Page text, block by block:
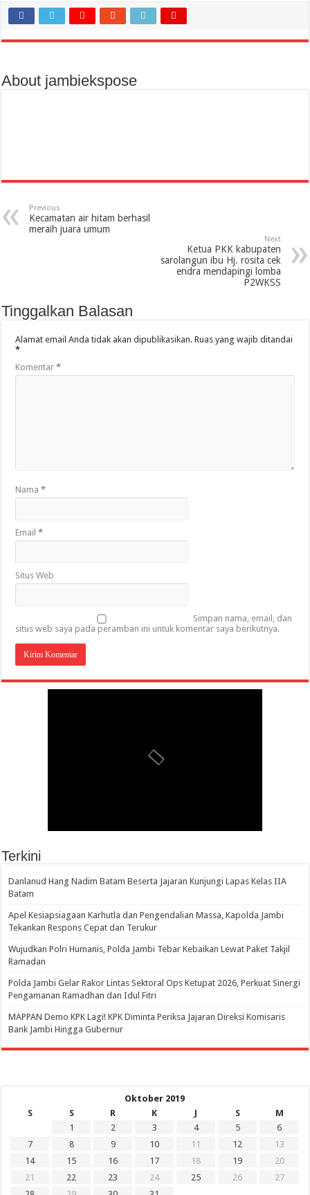
About jambiekspose
Previous
Kecamatan air hitam berhasil
meraih juara umum
Next
Ketua PKK kabupaten
sarolangun ibu Hj. rosita cek
endra mendapingi lomba
P2WKSS
Tinggalkan Balasan
Alamat email Anda tidak akan dipublikasikan. Ruas yang wajib ditandai
*
Komentar*
Nama*
Email*
Situs Web
Simpan nama, email, dan
situs web saya pada peramban ini untuk komentar saya berikutnya.
Terkini
Danlanud Hang Nadim Batam Beserta Jajaran Kunjungi Lapas Kelas IIA
Batam
Apel Kesiapsiagaan Karhutla dan Pengendalian Massa, Kapolda Jambi
Tekankan Respons Cepat dan Terukur
Wujudkan Polri Humanis, Polda Jambi Tebar Kebaikan Lewat Paket Takjil
Ramadan
Polda Jambi Gelar Rakor Lintas Sektoral Ops Ketupat 2026, Perkuat Sinergi
Pengamanan Ramadhan dan Idul Fitri
‎MAPPAN Demo KPK Lagi! KPK Diminta Periksa Jajaran Direksi Komisaris
Bank Jambi Hingga Gubernur ‎
Oktober 2019
S
S R K J S
M
1
2 3 4 5
6
7
8 9 10 11 12
13
14
15 16 17 18 19
20
21
22 23 24 25 26
27